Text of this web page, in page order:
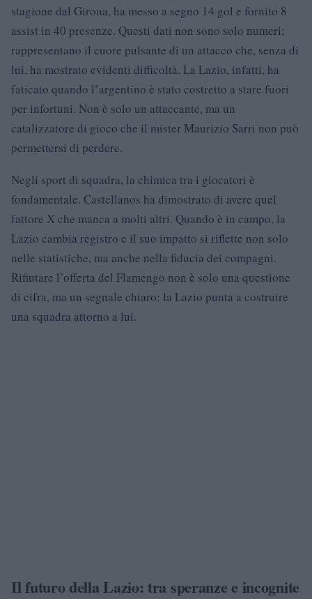
stagione dal Girona, ha messo a segno 14 gol e fornito 8
assist in 40 presenze. Questi dati non sono solo numeri;
rappresentano il cuore pulsante di un attacco che, senza di
lui, ha mostrato evidenti difficoltà. La Lazio, infatti, ha
faticato quando l’argentino è stato costretto a stare fuori
per infortuni. Non è solo un attaccante, ma un
catalizzatore di gioco che il mister Maurizio Sarri non può
permettersi di perdere.
Negli sport di squadra, la chimica tra i giocatori è
fondamentale. Castellanos ha dimostrato di avere quel
fattore X che manca a molti altri. Quando è in campo, la
Lazio cambia registro e il suo impatto si riflette non solo
nelle statistiche, ma anche nella fiducia dei compagni.
Rifiutare l’offerta del Flamengo non è solo una questione
di cifra, ma un segnale chiaro: la Lazio punta a costruire
una squadra attorno a lui.
Il futuro della Lazio: tra speranze e incognite